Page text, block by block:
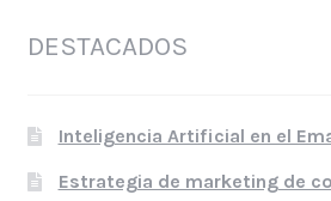
DESTACADOS
Inteligencia Artificial en el
Estrategia de marketing de